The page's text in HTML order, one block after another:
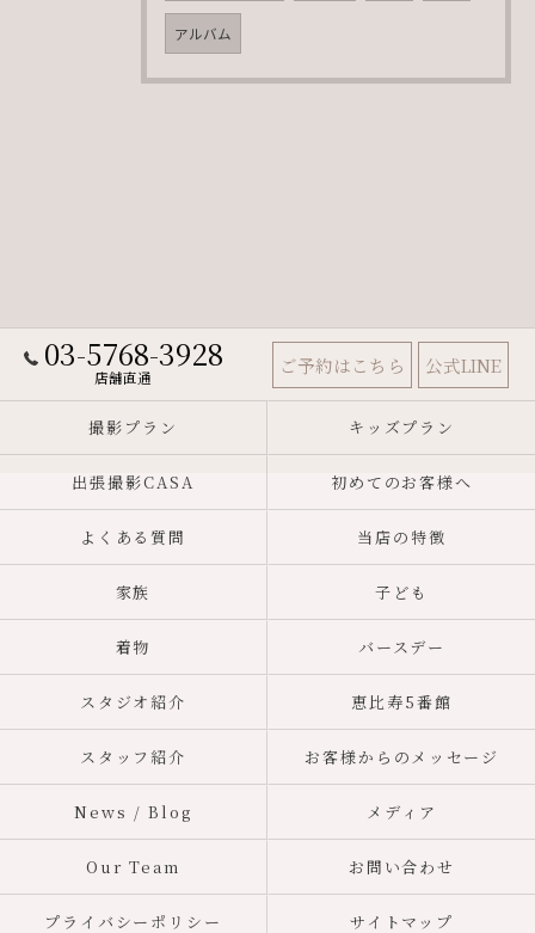
アルバム
03-5768-3928
店舗直通 ご予約はこちら 公式LINE
撮影プラン キッズプラン
出張撮影CASA 初めてのお客様へ
よくある質問 当店の特徴
家族 子ども
着物 バースデー
スタジオ紹介 恵比寿5番館
スタッフ紹介 お客様からのメッセージ
News / Blog メディア
Our Team お問い合わせ
プライバシーポリシー サイトマップ